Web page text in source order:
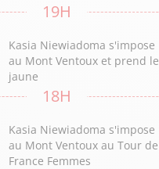
19H
Kasia Niewiadoma s'impose
au Mont Ventoux et prend le
jaune
18H
Kasia Niewiadoma s'impose
au Mont Ventoux au Tour de
France Femmes